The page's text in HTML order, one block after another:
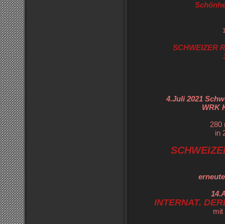
SCHWEIZER
4.Juli 2021
WRK
280
in
INTERNAT.
mit